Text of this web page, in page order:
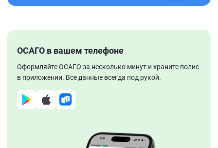
ОСАГО в вашем телефоне
Оформляйте ОСАГО за несколько минут и храните полис
в приложении. Все данные всегда под рукой.